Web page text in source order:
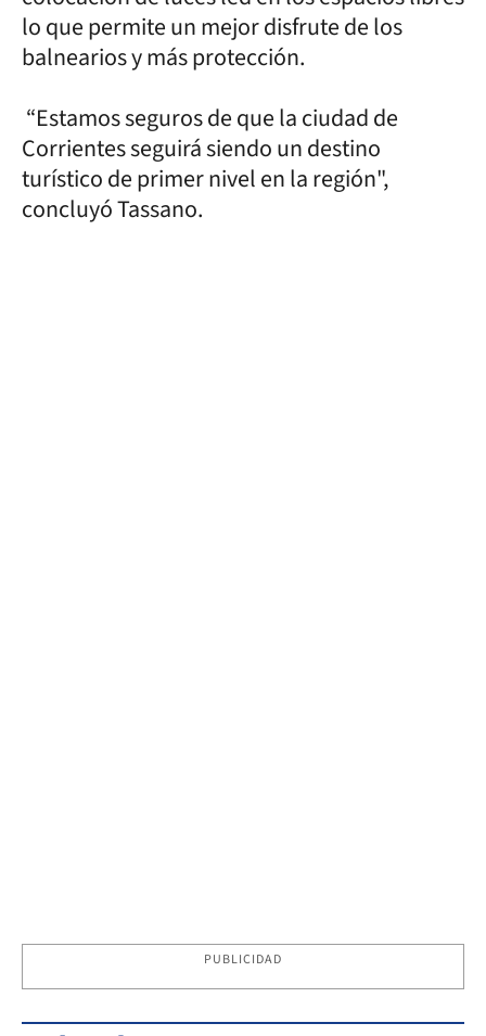
lo que permite un mejor disfrute de los
balnearios y más protección.
“Estamos seguros de que la ciudad de
Corrientes seguirá siendo un destino
turístico de primer nivel en la región",
concluyó Tassano.
PUBLICIDAD